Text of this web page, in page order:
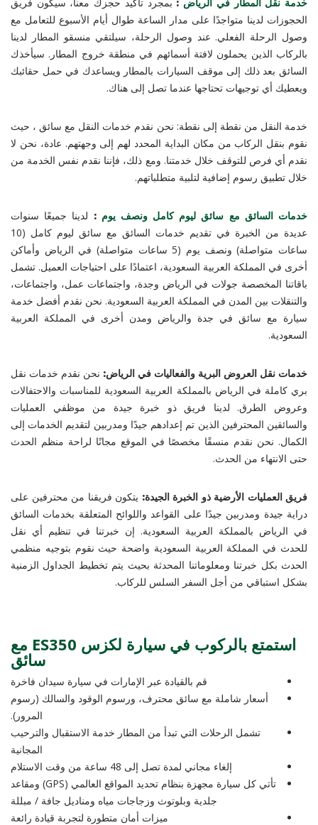
الحجوزات لدينا متواجدًا على مدار الساعة طوال أيام الأسبوع للتعامل مع
وصول الرحلة الفعلي. عند وصول الرحلة، سيلتقي منسقو المطار لدينا
بالركاب الذين يحملون لافتة أسمائهم في منطقة خروج المطار. سيأخذك
السائق بعد ذلك إلى موقف السيارات بالمطار ويساعدك في حمل حقائبك
ويعطيك أي توجيهات تحتاجها عندما تصل إلى هناك.
خدمة النقل من نقطة إلى نقطة: نحن نقدم خدمات النقل مع سائق ، حيث
نقوم بنقل الركاب من مكان البداية المحدد لهم إلى وجهتهم. عادة، نحن لا
نقدم أي فرص للتوقف خلال خدمتنا. ومع ذلك، فإننا نقدم نفس الخدمة من
خلال تطبيق رسوم إضافية لتلبية متطلباتهم.
خدمات السائق مع سائق ليوم كامل ونصف يوم : لدينا جميعًا سنوات
عديدة من الخبرة في تقديم خدمات السائق مع سائق ليوم كامل (10
ساعات متواصلة) ونصف يوم (5 ساعات متواصلة) في الرياض وأماكن
أخرى في المملكة العربية السعودية، اعتمادًا على احتياجات العميل. تشمل
باقاتنا المخصصة جولات في الرياض وجدة، واجتماعات عمل، واجتماعات،
والتنقلات بين المدن في المملكة العربية السعودية. نحن نقدم أفضل خدمة
سيارة مع سائق في جدة والرياض ومدن أخرى في المملكة العربية
السعودية.
خدمات نقل العروض البرية والفعاليات في الرياض: نحن نقدم خدمات نقل
بري كاملة في الرياض بالمملكة العربية السعودية للمناسبات والاحتفالات
وعروض الطرق. لدينا فريق ذو خبرة جيدة من موظفي العمليات
والسائقين المحترفين الذين تم إعدادهم جيدًا ومدربين لتقديم الخدمات إلى
الكمال. نحن نقدم منسقًا مخصصًا في الموقع مجانًا لراحة منظم الحدث
حتى الانتهاء من الحدث.
فريق العمليات الأرضية ذو الخبرة الجيدة: يتكون فريقنا من محترفين على
دراية جيدة ومدربين جيدًا على القواعد واللوائح المتعلقة بخدمات السائق
في الرياض بالمملكة العربية السعودية. إن خبرتنا في تنظيم أي نقل
للحدث في المملكة العربية السعودية واضحة حيث نقوم بتوجيه منظمي
الحدث بكل خبرتنا ومعلوماتنا المحدثة بحيث يتم تخطيط الجداول الزمنية
بشكل استباقي من أجل السفر السلس للركاب.
استمتع بالركوب في سيارة لكزس ES350 مع
سائق
قم بالقيادة عبر الإمارات في سيارة سيدان فاخرة
أسعار شاملة مع سائق محترف، ورسوم الوقود والسالك (رسوم
المرور).
تشمل الرحلات التي تبدأ من المطار خدمة الاستقبال والترحيب
المجانية
إلغاء مجاني لمدة تصل إلى 48 ساعة من وقت الاستلام
تأتي كل سيارة مجهزة بنظام تحديد المواقع العالمي (GPS) ومقاعد
جلدية وبلوتوث وزجاجات مياه ومناديل جافة / مبللة
ميزات أمان متطورة لتجربة قيادة رائعة